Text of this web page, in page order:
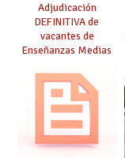
Adjudicación
DEFINITIVA de
vacantes de
Enseñanzas Medias